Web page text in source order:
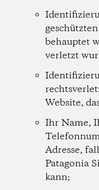
behauptet
verletzt
Website,
Ihr Name,
Adresse,
Patagonia
kann;